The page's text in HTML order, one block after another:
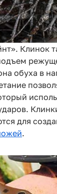
Клинок
обуха в
для
.